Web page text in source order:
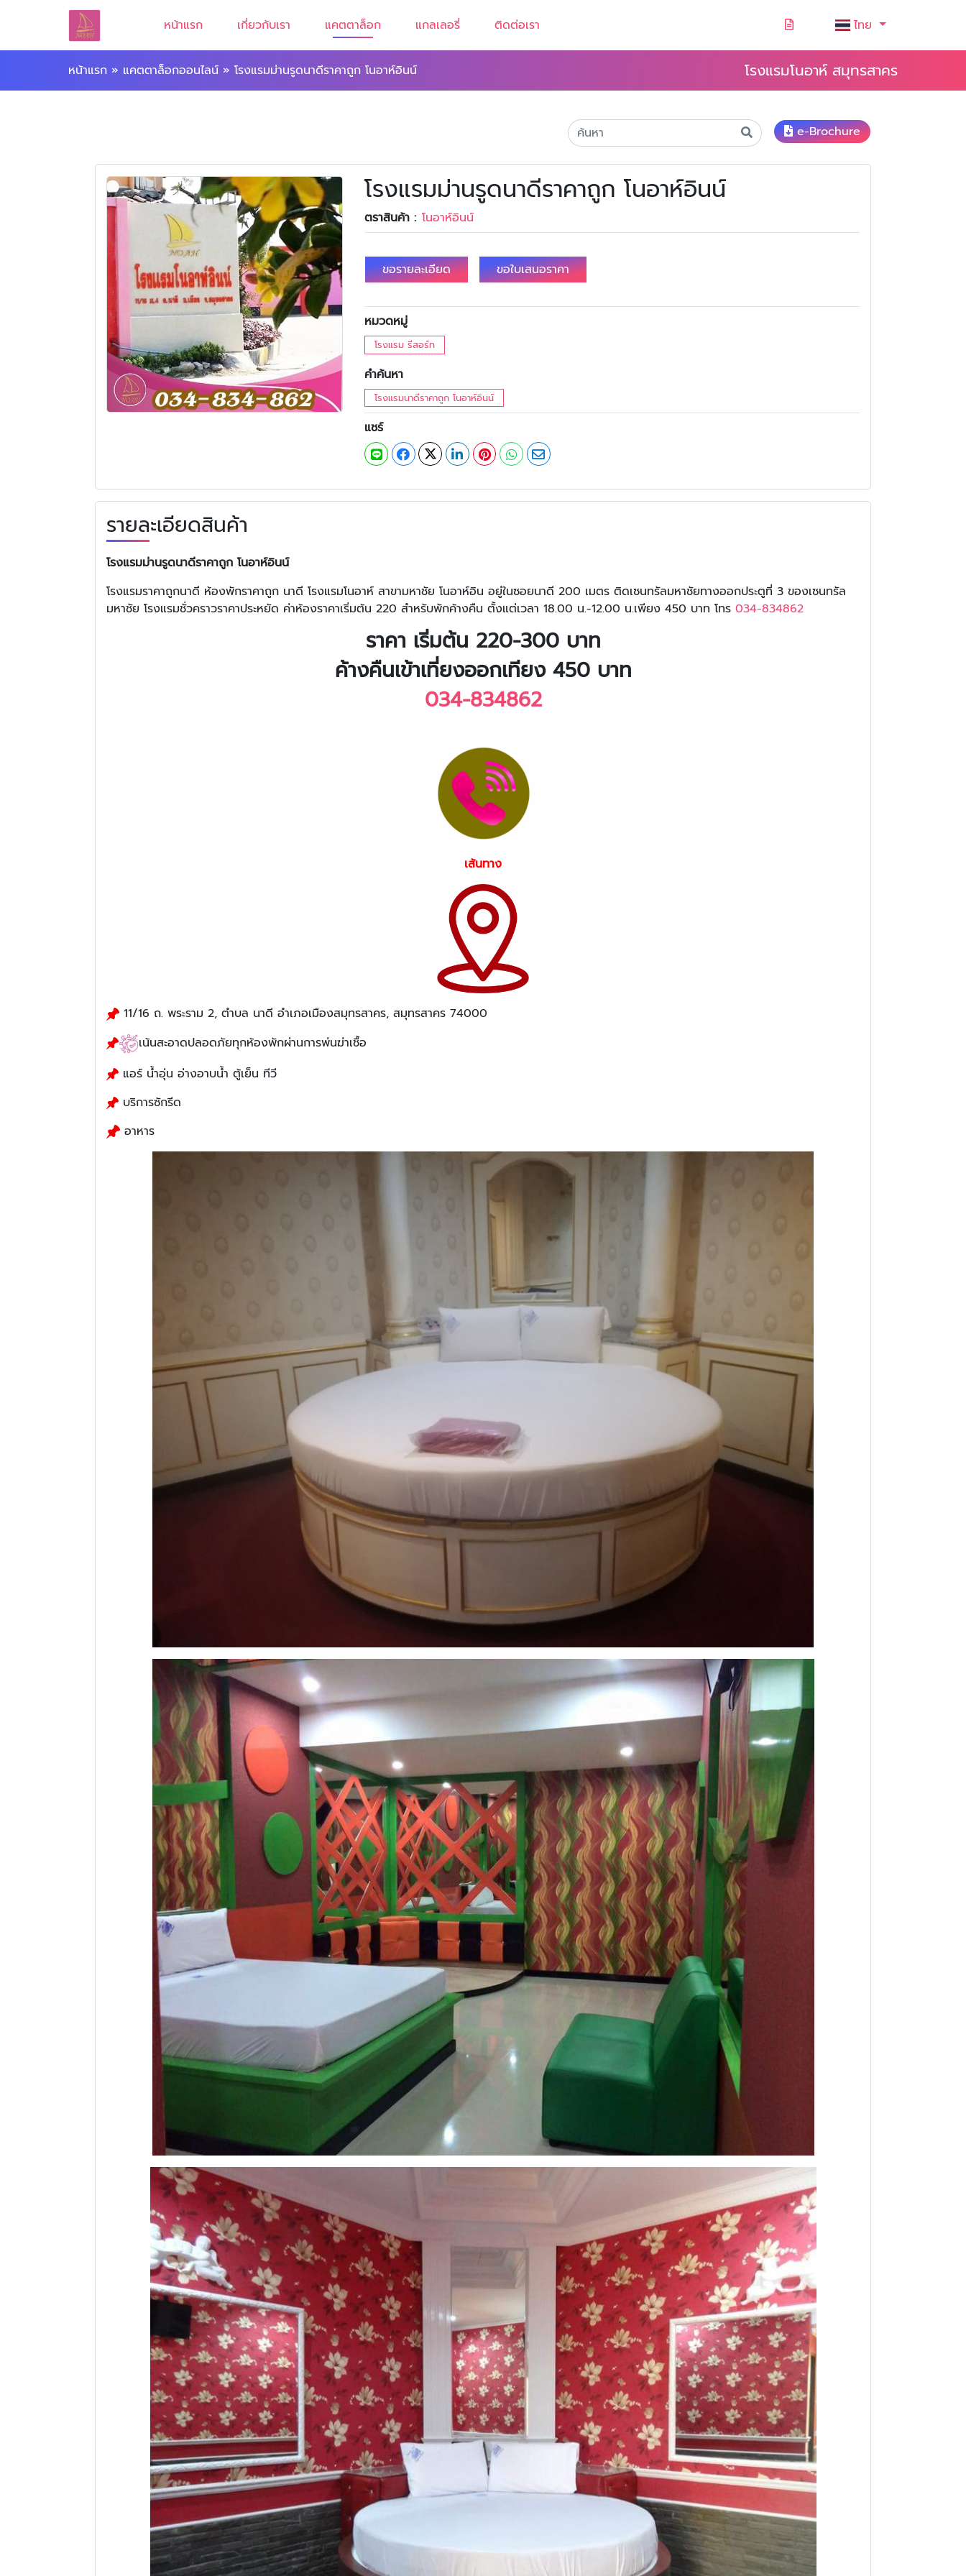
หน้าแรก เกี่ยวกับเรา แคตตาล็อก แกลเลอรี่ ติดต่อเรา ไทย
หน้าแรก » แคตตาล็อกออนไลน์ » โรงแรมม่านรูดนาดีราคาถูก โนอาห์อินน์ โรงแรมโนอาห์ สมุทรสาคร
e-Brochure
โรงแรมม่านรูดนาดีราคาถูก โนอาห์อินน์
ตราสินค้า : โนอาห์อินน์
ขอรายละเอียด ขอใบเสนอราคา
หมวดหมู่
โรงแรม รีสอร์ท
คำค้นหา
โรงแรมนาดีราคาถูก โนอาห์อินน์
แชร์
รายละเอียดสินค้า
โรงแรมม่านรูดนาดีราคาถูก โนอาห์อินน์
โรงแรมราคาถูกนาดี ห้องพักราคาถูก นาดี โรงแรมโนอาห์ สาขามหาชัย โนอาห์อิน อยู่ในซอยนาดี 200 เมตร ติดเซนทรัลมหาชัยทางออกประตูที่ 3 ของเซนทรัล
มหาชัย โรงแรมชั่วคราวราคาประหยัด ค่าห้องราคาเริ่มต้น 220 สำหรับพักค้างคืน ตั้งแต่เวลา 18.00 น.-12.00 น.เพียง 450 บาท โทร 034-834862
ราคา เริ่มต้น 220-300 บาท
ค้างคืนเข้าเที่ยงออกเทียง 450 บาท
034-834862
เส้นทาง
11/16 ถ. พระราม 2, ตำบล นาดี อำเภอเมืองสมุทรสาคร, สมุทรสาคร 74000
​เน้นสะอาดปลอดภัยทุกห้องพักผ่านการพ่นฆ่าเชื้อ
​​ แอร์ น้ำอุ่น อ่างอาบน้ำ ตู้เย็น ทีวี
​​ บริการซักรีด
​​ อาหาร